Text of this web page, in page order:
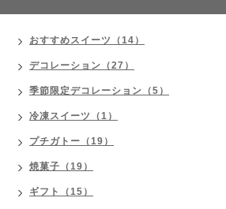
おすすめスイーツ（14）
デコレーション（27）
季節限定デコレーション（5）
冷凍スイーツ（1）
プチガトー（19）
焼菓子（19）
ギフト（15）